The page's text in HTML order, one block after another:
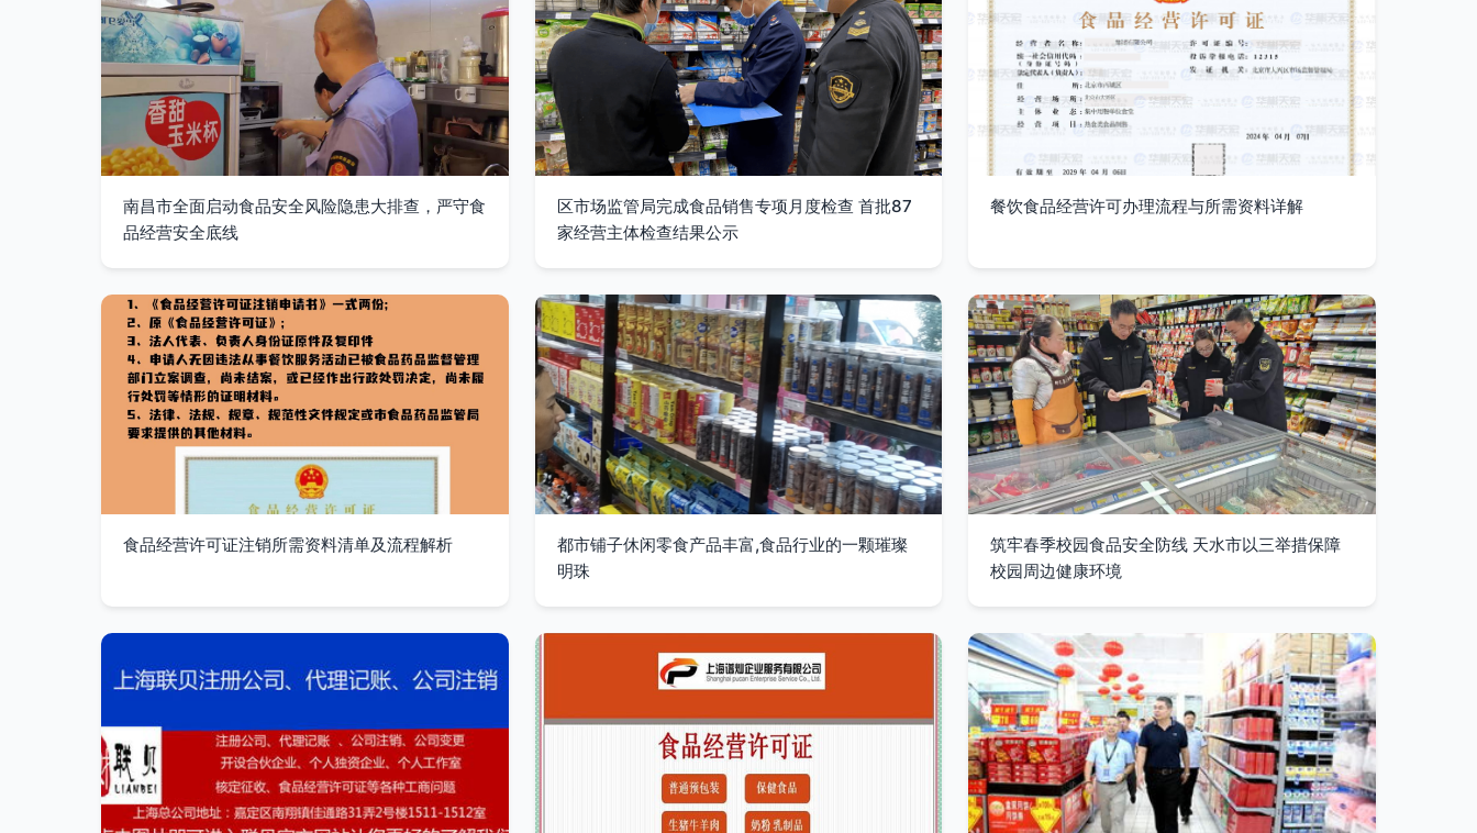
南昌市全面启动食品安全风险隐患大排查，严守食
品经营安全底线
区市场监管局完成食品销售专项月度检查 首批87
家经营主体检查结果公示
餐饮食品经营许可办理流程与所需资料详解
食品经营许可证注销所需资料清单及流程解析
都市铺子休闲零食产品丰富,食品行业的一颗璀璨
明珠
筑牢春季校园食品安全防线 天水市以三举措保障
校园周边健康环境